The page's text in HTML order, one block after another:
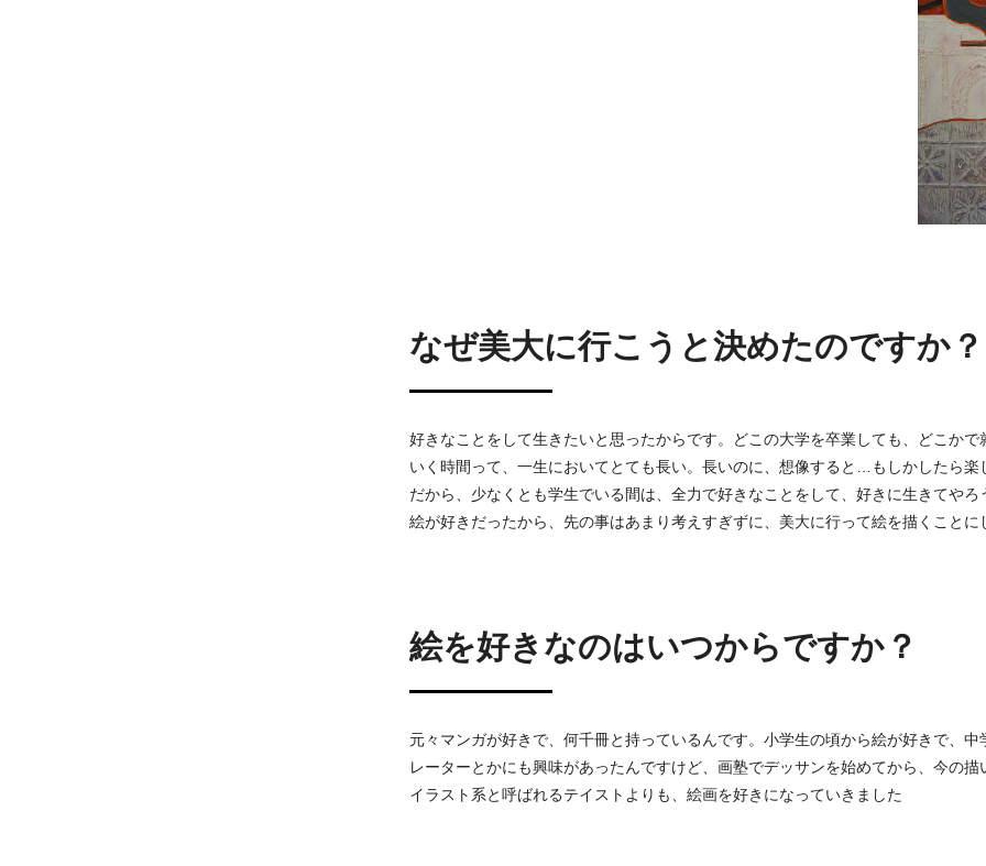
なぜ美大に行こうと決めたのですか？
好きなことをして生きたいと思ったからです。どこの大学を卒業しても、どこか
いく時間って、一生においてとても長い。長いのに、想像すると…もしかしたら楽
だから、少なくとも学生でいる間は、全力で好きなことをして、好きに生きてや
絵が好きだったから、先の事はあまり考えすぎずに、美大に行って絵を描くことに
絵を好きなのはいつからですか？
元々マンガが好きで、何千冊と持っているんです。小学生の頃から絵が好きで、
レーターとかにも興味があったんですけど、画塾でデッサンを始めてから、今の
イラスト系と呼ばれるテイストよりも、絵画を好きになっていきました